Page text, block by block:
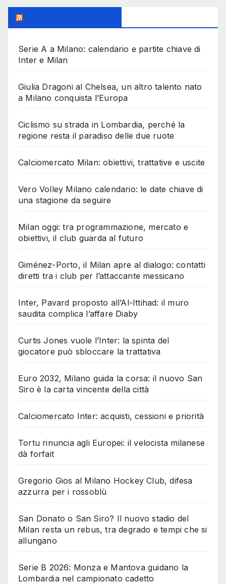
Serie A a Milano: calendario e partite chiave di
Inter e Milan
Giulia Dragoni al Chelsea, un altro talento nato
a Milano conquista l’Europa
Ciclismo su strada in Lombardia, perché la
regione resta il paradiso delle due ruote
Calciomercato Milan: obiettivi, trattative e uscite
Vero Volley Milano calendario: le date chiave di
una stagione da seguire
Milan oggi: tra programmazione, mercato e
obiettivi, il club guarda al futuro
Giménez-Porto, il Milan apre al dialogo: contatti
diretti tra i club per l’attaccante messicano
Inter, Pavard proposto all’Al-Ittihad: il muro
saudita complica l’affare Diaby
Curtis Jones vuole l’Inter: la spinta del
giocatore può sbloccare la trattativa
Euro 2032, Milano guida la corsa: il nuovo San
Siro è la carta vincente della città
Calciomercato Inter: acquisti, cessioni e priorità
Tortu rinuncia agli Europei: il velocista milanese
dà forfait
Gregorio Gios al Milano Hockey Club, difesa
azzurra per i rossoblù
San Donato o San Siro? Il nuovo stadio del
Milan resta un rebus, tra degrado e tempi che si
allungano
Serie B 2026: Monza e Mantova guidano la
Lombardia nel campionato cadetto